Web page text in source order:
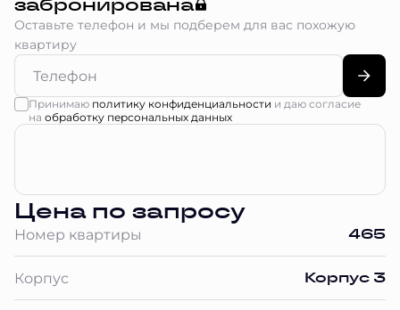
Оставьте телефон и мы подберем для вас похожую
квартиру
Принимаю политику конфиденциальности и даю согласие
на обработку персональных данных
Цена по запросу
Номер квартиры 465
Корпус Корпус 3